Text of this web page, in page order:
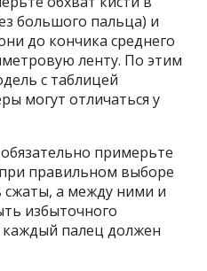
большого пальца) и
до кончика среднего
ленту. По этим
с таблицей
могут отличаться у
примерьте
правильном выборе
а между ними и
избыточного
каждый палец должен